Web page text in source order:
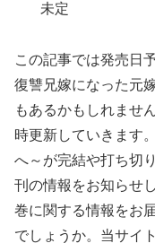
未定
この記事では発売日
復讐兄嫁になった元
もあるかもしれませ
時更新していきます
へ～が完結や打ち切
刊の情報をお知らせ
巻に関する情報をお
でしょうか。当サイ